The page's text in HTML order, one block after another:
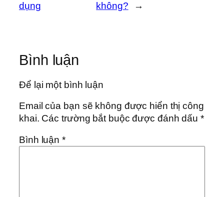
dụng
không?
→
Bình luận
Để lại một bình luận
Email của bạn sẽ không được hiển thị công
khai. Các trường bắt buộc được đánh dấu*
Bình luận*